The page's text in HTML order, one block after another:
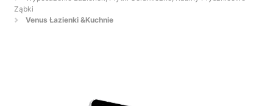
Ząbki
Venus Łazienki &Kuchnie